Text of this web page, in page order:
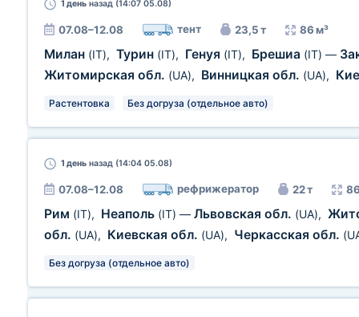
1 день назад (14:07 05.08)
07.08–12.08 тент 23,5 т 86 м³
Милан (IT), Турин (IT), Генуя (IT), Брешиа (IT) —
Житомирская обл. (UA), Винницкая обл. (UA),
Растентовка Без догруза (отдельное авто)
1 день назад (14:04 05.08)
07.08–12.08 рефрижератор 22 т
Рим (IT), Неаполь (IT) — Львовская обл. (UA),
обл. (UA), Киевская обл. (UA), Черкасская обл.
Без догруза (отдельное авто)